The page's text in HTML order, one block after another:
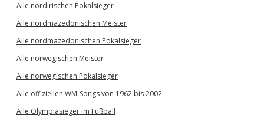
Alle nordirischen Pokalsieger
Alle nordmazedonischen Meister
Alle nordmazedonischen Pokalsieger
Alle norwegischen Meister
Alle norwegischen Pokalsieger
Alle offiziellen WM-Songs von 1962 bis 2002
Alle Olympiasieger im Fußball